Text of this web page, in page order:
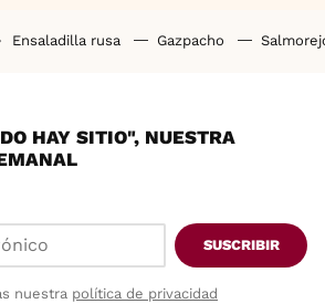
Ensaladilla rusa Gazpacho
HAY SITIO", NUESTRA
SUSCRIBIR
nuestra política de privacidad